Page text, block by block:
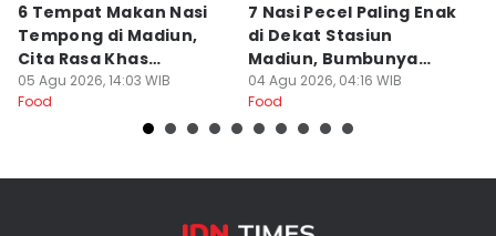
6 Tempat Makan Nasi
Tempong di Madiun,
Cita Rasa Khas
Banyuwangi
05 Agu 2026, 14:03 WIB
Food
7 Nasi Pecel Paling Enak
di Dekat Stasiun
Madiun, Bumbunya
Khas
04 Agu 2026, 04:16 WIB
Food